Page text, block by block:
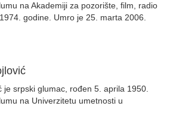
na Akademiji za pozorište, film, radio
godine. Umro je 25. marta 2006.
je srpski glumac, rođen 5. aprila 1950.
na Univerzitetu umetnosti u